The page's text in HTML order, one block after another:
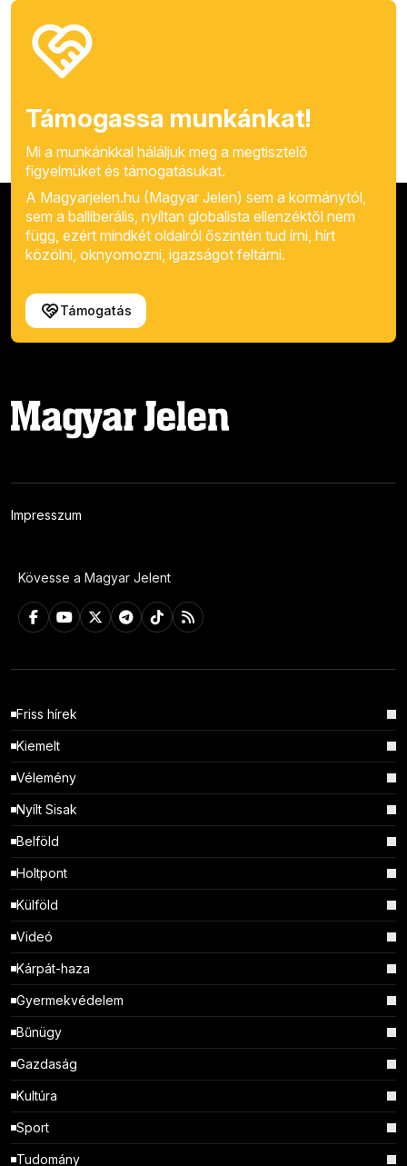
Támogassa munkánkat!
Mi a munkánkkal háláljuk meg a megtisztelő
figyelmüket és támogatásukat.
A Magyarjelen.hu (Magyar Jelen) sem a kormánytól,
sem a balliberális, nyíltan globalista ellenzéktől nem
függ, ezért mindkét oldalról őszintén tud írni, hírt
közölni, oknyomozni, igazságot feltárni.
Támogatás
Impresszum
Kövesse a Magyar Jelent
Friss hírek
Kiemelt
Vélemény
Nyílt Sisak
Belföld
Holtpont
Külföld
Videó
Kárpát-haza
Gyermekvédelem
Bűnügy
Gazdaság
Kultúra
Sport
Tudomány